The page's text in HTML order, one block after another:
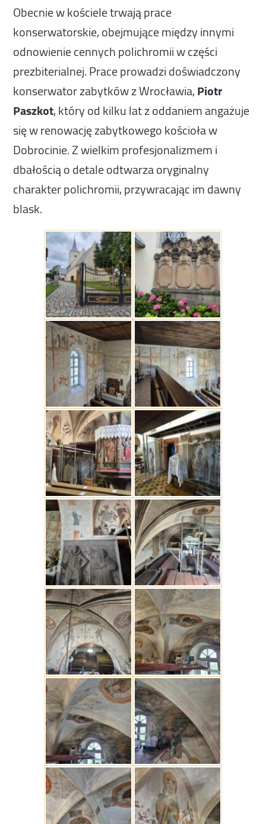
Obecnie w kościele trwają prace
konserwatorskie, obejmujące między innymi
odnowienie cennych polichromii w części
prezbiterialnej. Prace prowadzi doświadczony
konserwator zabytków z Wrocławia,Piotr
Paszkot, który od kilku lat z oddaniem angażuje
się w renowację zabytkowego kościoła w
Dobrocinie. Z wielkim profesjonalizmem i
dbałością o detale odtwarza oryginalny
charakter polichromii, przywracając im dawny
blask.